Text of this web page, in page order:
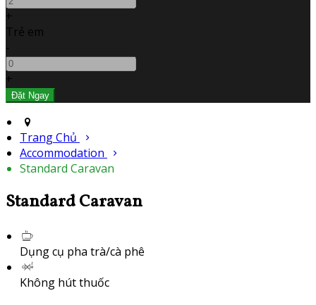
+
Trẻ em
-
+
Trang Chủ
Accommodation
Standard Caravan
Standard Caravan
Dụng cụ pha trà/cà phê
Không hút thuốc